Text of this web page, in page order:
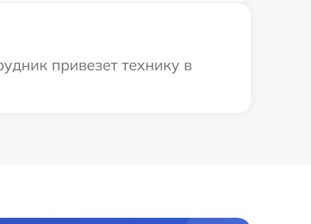
привезет технику в